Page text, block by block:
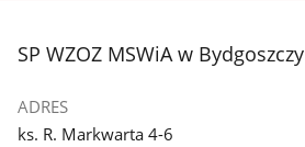
stopka
SP WZOZ MSWiA w Bydgoszczy
ADRES
ks. R. Markwarta 4-6